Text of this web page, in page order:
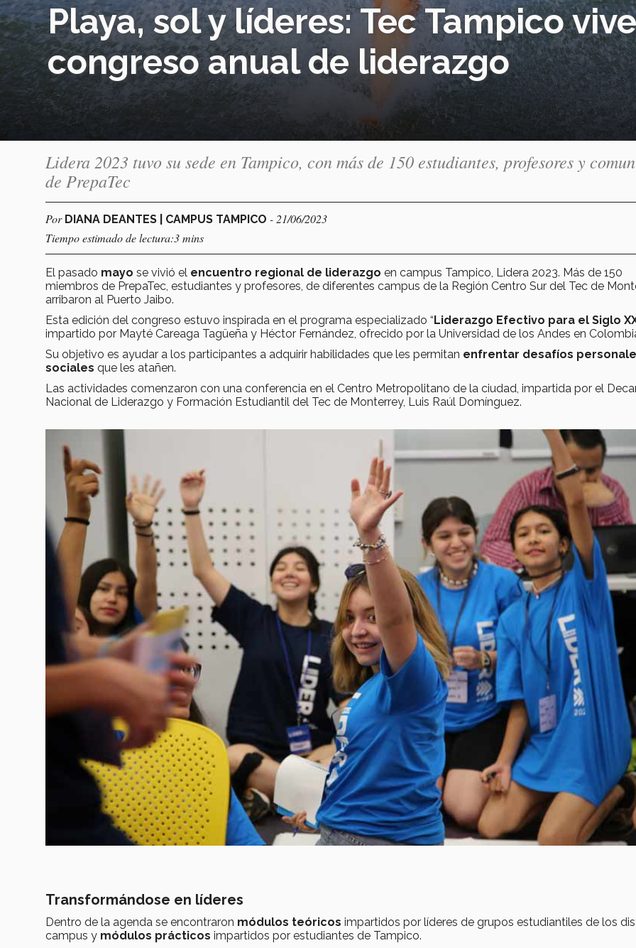
Playa, sol y líderes: Tec Tampico
congreso anual de liderazgo
Lidera 2023 tuvo su sede en Tampico, con más de 150 estudiantes, profesores y
de PrepaTec
Por DIANA DEANTES | CAMPUS TAMPICO - 21/06/2023
Tiempo estimado de lectura:3 mins
El pasado mayo se vivió el encuentro regional de liderazgo en campus Tampico, Lidera 2023. Más de 150
miembros de PrepaTec, estudiantes y profesores, de diferentes campus de la Región Centro Sur del Tec de
arribaron al Puerto Jaibo.
Esta edición del congreso estuvo inspirada en el programa especializado “Liderazgo Efectivo para el Siglo
impartido por Mayté Careaga Tagüeña y Héctor Fernández, ofrecido por la Universidad de los Andes en
Su objetivo es ayudar a los participantes a adquirir habilidades que les permitan enfrentar desafíos
sociales que les atañen.
Las actividades comenzaron con una conferencia en el Centro Metropolitano de la ciudad, impartida por el
Nacional de Liderazgo y Formación Estudiantil del Tec de Monterrey, Luis Raúl Domínguez.
Transformándose en líderes
Dentro de la agenda se encontraron módulos teóricos impartidos por líderes de grupos estudiantiles de los
campus y módulos prácticos impartidos por estudiantes de Tampico.